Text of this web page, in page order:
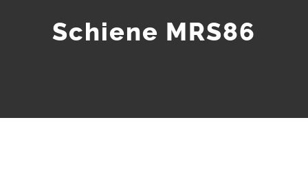
Schiene MRS86